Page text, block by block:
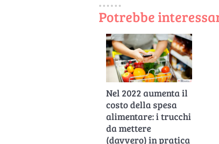
Potrebbe
Nel 2022 aumenta il
costo della spesa
alimentare: i trucchi
da mettere
(davvero) in pratica